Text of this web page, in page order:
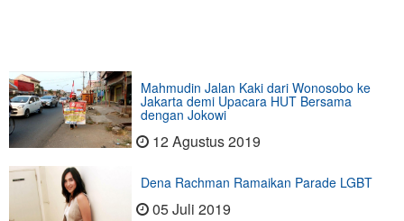
Mahmudin Jalan Kaki dari Wonosobo ke
Jakarta demi Upacara HUT Bersama
dengan Jokowi
12 Agustus 2019
Dena Rachman Ramaikan Parade LGBT
05 Juli 2019